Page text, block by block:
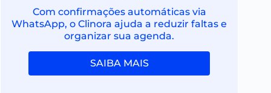
Com confirmações automáticas via
WhatsApp, o Clinora ajuda a reduzir faltas e
organizar sua agenda.
SAIBA MAIS